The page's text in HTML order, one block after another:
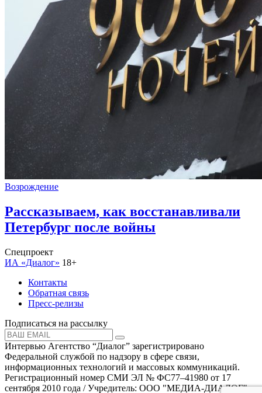
Возрождение
Рассказываем, как восстанавливали
Петербург после войны
Спецпроект
ИА «Диалог» 18+
Контакты
Обратная связь
Пресс-релизы
Подписаться на рассылку
Интервью Агентство “Диалог” зарегистрировано
Федеральной службой по надзору в сфере связи,
информационных технологий и массовых коммуникаций.
Регистрационный номер СМИ ЭЛ № ФС77–41980 от 17
сентября 2010 года / Учредитель: ООО "МЕДИА-ДИАЛОГ"